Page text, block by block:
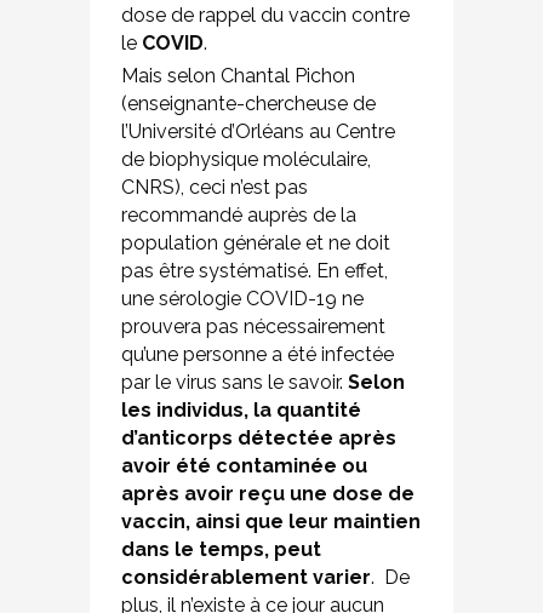
dose de rappel du vaccin contre
le COVID.
Mais selon Chantal Pichon
(enseignante-chercheuse de
l’Université d’Orléans au Centre
de biophysique moléculaire,
CNRS), ceci n’est pas
recommandé auprès de la
population générale et ne doit
pas être systématisé. En effet,
une sérologie COVID-19 ne
prouvera pas nécessairement
qu’une personne a été infectée
par le virus sans le savoir. Selon
les individus, la quantité
d’anticorps détectée après
avoir été contaminée ou
après avoir reçu une dose de
vaccin, ainsi que leur maintien
dans le temps, peut
considérablement varier. De
plus, il n’existe à ce jour aucun